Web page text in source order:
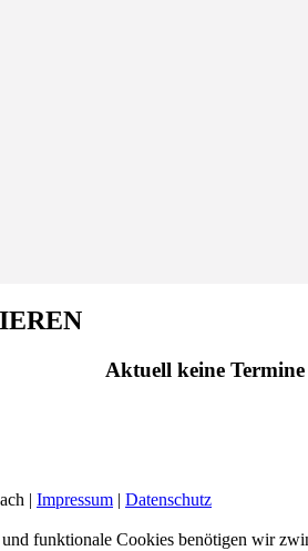
Aktuell keine
| Impressum | Datenschutz
funktionale Cookies benötigen wir